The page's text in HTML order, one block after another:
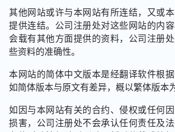
其他网站或许与本网站有所连结，又或
提供连结。公司注册处对这些网站的内
会载有其他方面提供的资料，公司注册
些资料的准确性。
本网站的简体中文版本是经翻译软件根据
如简体版本与原文有差异，概以繁体版本
如因与本网站有关的合约、侵权或任何
损害，公司注册处不会承认任何责任及